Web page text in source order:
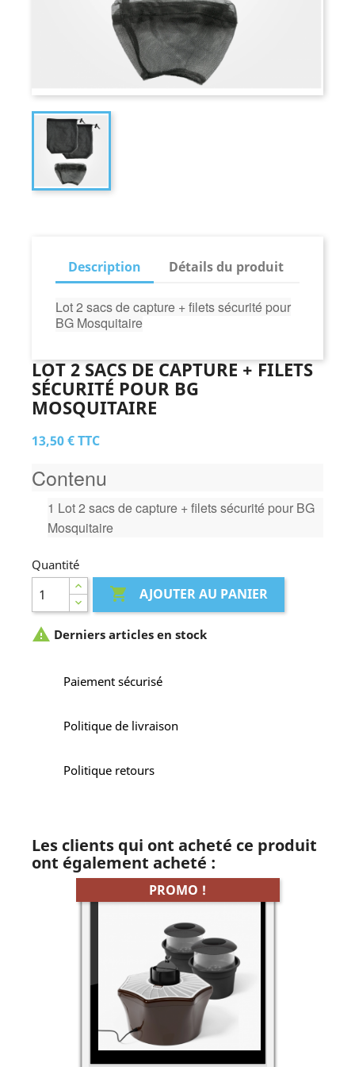
Description Détails du produit
Lot 2 sacs de capture + filets sécurité pour
BG Mosquitaire
LOT 2 SACS DE CAPTURE + FILETS
SÉCURITÉ POUR BG
MOSQUITAIRE
13,50 €TTC
Contenu
1 Lot 2 sacs de capture + filets sécurité pour BG
Mosquitaire
Quantité
 AJOUTER AU PANIER
 Derniers articles en stock
Paiement sécurisé
Politique de livraison
Politique retours
Les clients qui ont acheté ce produit
ont également acheté :
PROMO !